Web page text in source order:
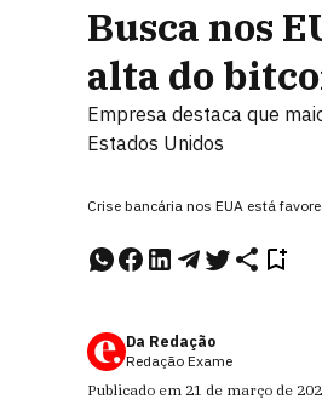
Busca nos
alta do
Empresa destaca que
Estados Unidos
Crise bancária nos EUA está
Da Redação
Redação Exame
Publicado em 21 de março de